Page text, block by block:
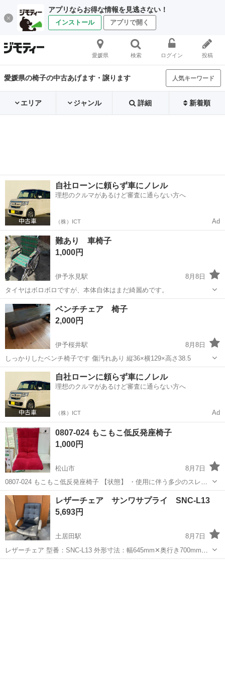
アプリならお得な情報を見逃さない！
インストール アプリで開く
愛媛県 検索 ログイン 投稿
愛媛県の椅子の中古あげます・譲ります 人気キーワード
エリア ジャンル 詳細 新着順
自社ローンに頼らず車にノレル
理想のクルマがあるけど審査に通らない方へ
（株）ICT Ad
難あり 車椅子
1,000円
伊予氷見駅
8月8日
タイヤはボロボロですが、本体自体はまだ綺麗めです。
愛媛 西条市 椅子
ベンチチェア 椅子
2,000円
伊予桜井駅
8月8日
しっかりしたベンチ椅子です 傷汚れあり 縦36×横129×高さ38.5
愛媛 今治市 伊予桜井駅 椅子
自社ローンに頼らず車にノレル
理想のクルマがあるけど審査に通らない方へ
（株）ICT Ad
0807-024 もこもこ低反発座椅子
1,000円
松山市
8月7日
0807-024 もこもこ低反発座椅子 【状態】 ・使用に伴う多少のスレ、
キズ、落としきれない汚れなどございます ・詳細は現地でご確認くだ
さい ・お値引きは出来かねますのでご了承願います ※中古品のた
め、...
愛媛 松山市 椅子
レザーチェア サンワサプライ SNC-L13
5,693円
土居田駅
8月7日
レザーチェア 型番：SNC-L13 外形寸法：幅645mm✕奥行き700mm✕
高さ1065〜1155mm （座面高さ475〜565mm） 構造部材：座部・背も